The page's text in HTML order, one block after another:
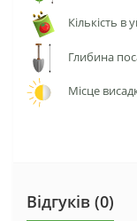
Кількість в
Глибина
Місце
Відгуків (0)